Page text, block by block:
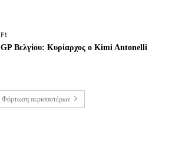
F1
GP Βελγίου: Κυρίαρχος ο Kimi Antonelli
Φόρτωση περισσοτέρων